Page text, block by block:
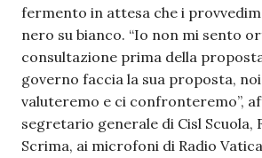
fermento in attesa che i
nero su bianco. “Io non mi sento
consultazione prima della
governo faccia la sua proposta,
valuteremo e ci confronteremo”,
segretario generale di Cisl Scuola,
Scrima, ai microfoni di Radio